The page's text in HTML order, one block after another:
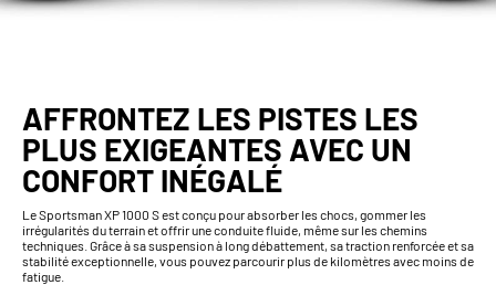
AFFRONTEZ LES PISTES LES
PLUS EXIGEANTES AVEC UN
CONFORT INÉGALÉ
Le Sportsman XP 1000 S est conçu pour absorber les chocs, gommer les
irrégularités du terrain et offrir une conduite fluide, même sur les chemins
techniques. Grâce à sa suspension à long débattement, sa traction renforcée et sa
stabilité exceptionnelle, vous pouvez parcourir plus de kilomètres avec moins de
fatigue.